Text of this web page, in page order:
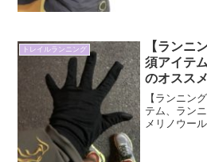
トレイルランニング
【ランニ
須アイテ
のオスス
ます
【ランニン
テム、ラン
メリノウー